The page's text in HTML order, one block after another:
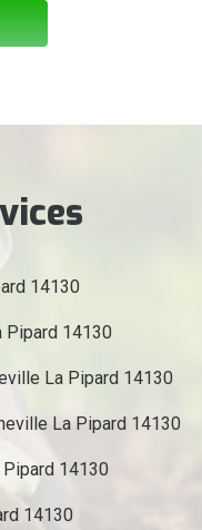
14130
Pipard 14130
La Pipard 14130
La Pipard 14130
14130
14130